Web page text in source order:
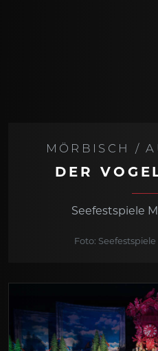
MÖRBISCH /
DER
Seefestspiele
Foto: